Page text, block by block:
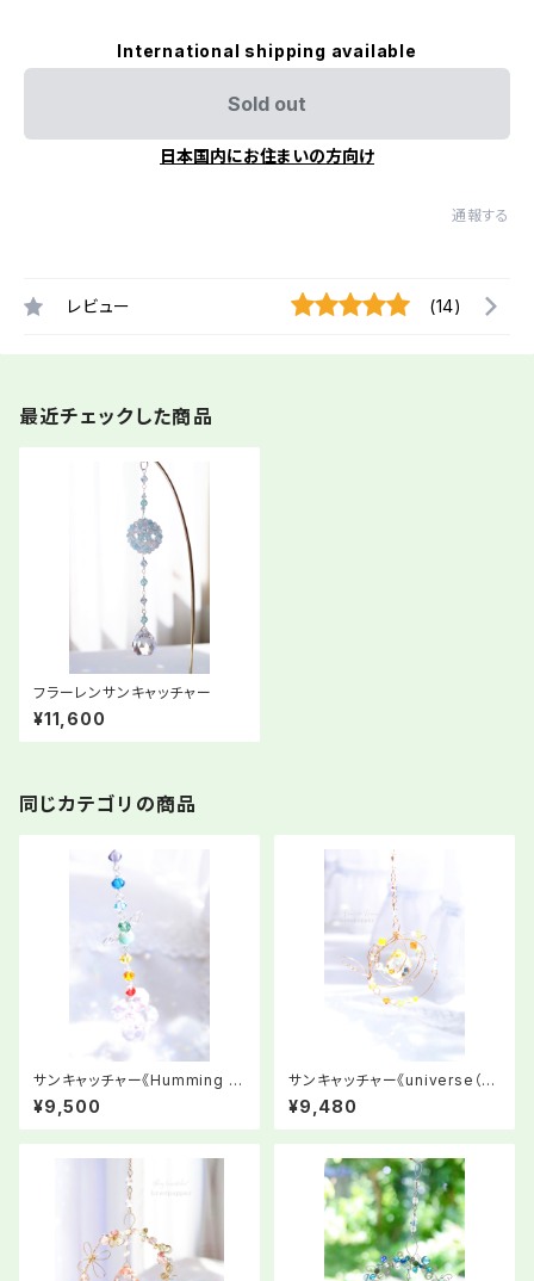
International shipping available
Sold out
日本国内にお住まいの方向け
通報する
レビュー (14)
最近チェックした商品
フラーレンサンキャッチャー
¥11,600
同じカテゴリの商品
サンキャッチャー《Humming R
ay∞》ワイヤータイプ
¥9,500
サンキャッチャー《universe（小
宇宙）》スタンド付き
¥9,480